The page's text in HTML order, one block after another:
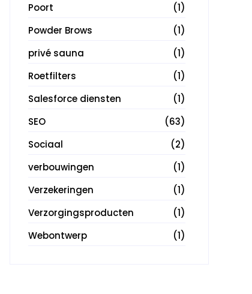
Poort
(1)
Powder Brows
(1)
privé sauna
(1)
Roetfilters
(1)
Salesforce diensten
(1)
SEO
(63)
Sociaal
(2)
verbouwingen
(1)
Verzekeringen
(1)
Verzorgingsproducten
(1)
Webontwerp
(1)